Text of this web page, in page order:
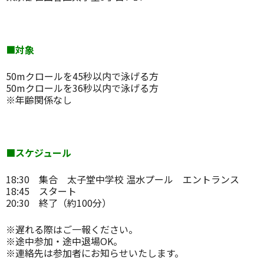
■対象
50mクロールを45秒以内で泳げる方
50mクロールを36秒以内で泳げる方
※年齢関係なし
■スケジュール
18:30 集合 太子堂中学校 温水プール エントランス
18:45 スタート
20:30 終了（約100分）
※遅れる際はご一報ください。
※途中参加・途中退場OK。
※連絡先は参加者にお知らせいたします。